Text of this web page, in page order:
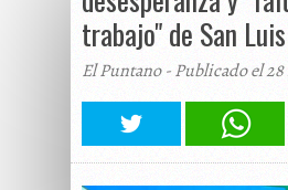
trabajo" de San Luis
El Puntano - Publicado el 28